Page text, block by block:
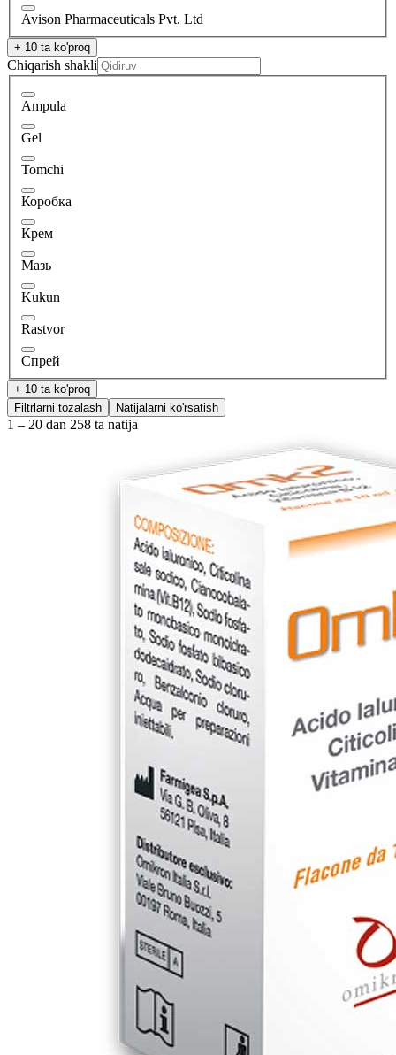
Avison Pharmaceuticals Pvt. Ltd
+ 10 ta ko'proq
Chiqarish shakli
Ampula
Gel
Tomchi
Коробка
Крем
Мазь
Kukun
Rastvor
Спрей
+ 10 ta ko'proq
Filtrlarni tozalash
Natijalarni ko'rsatish
1 – 20 dan 258 ta natija